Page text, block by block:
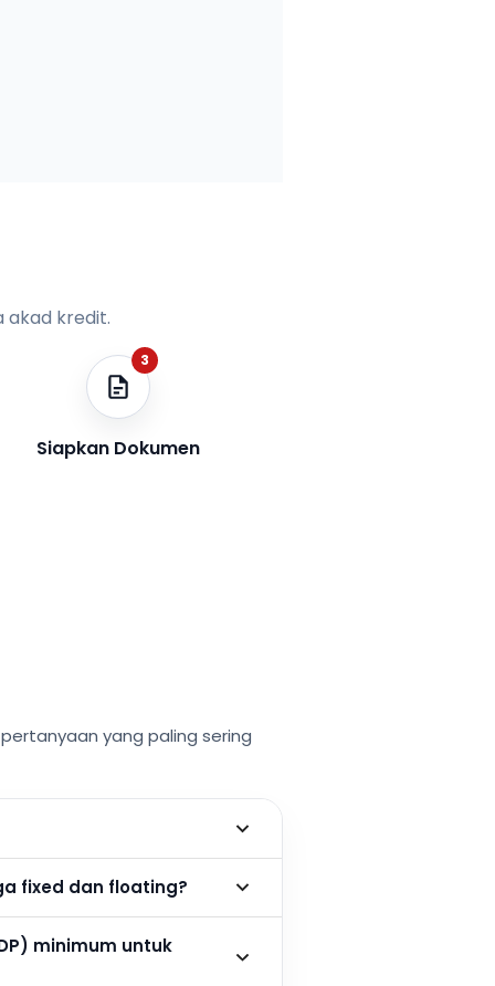
akad kredit.
3
Siapkan Dokumen
yang paling sering
fixed dan floating?
minimum untuk